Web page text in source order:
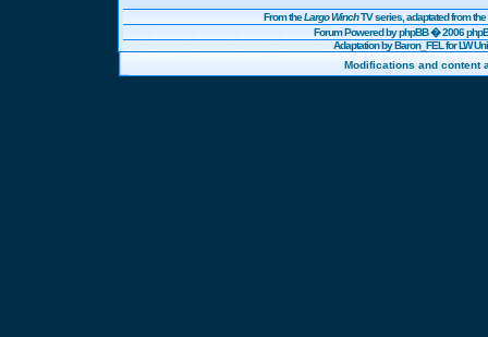
From theLargo WinchTV series, adaptated from
Forum Powered byphpBB� 2006
Adaptation by Baron_FEL for LW
Modifications and content